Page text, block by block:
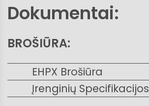
Dokumentai:
BROŠIŪRA:
EHPX Brošiūra
Įrenginių Specifikacijos